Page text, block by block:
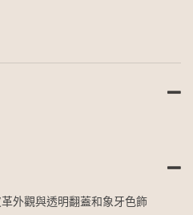
外觀與透明翻蓋和象牙色飾